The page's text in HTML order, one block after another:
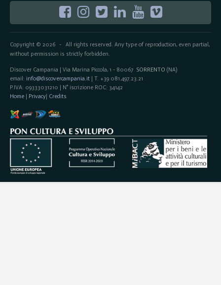
Copyright © 2026- All rights reserved. Any type of reproduction, even partial,
without permission is strictly forbidden.
Discover Campania | Via Marina Piccola, 1 - 80067 SORRENTO (NA)
email: info@discovercampania.it| T. +39 081.497.23.21
P.IVA: 09333031210 | N° iscrizione ROC: 34142
Home| Privacy| Credits